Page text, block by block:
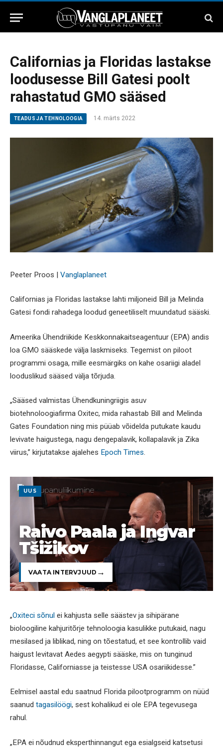
Californias ja Floridas lastakse
loodusesse Bill Gatesi poolt
rahastatud GMO sääsed
TEADUS JA TEHNOLOOGIA 14. märts 2022
Peeter Proos | Vanglaplaneet
Californias ja Floridas lastakse lahti miljoneid Bill ja Melinda
Gatesi fondi rahadega loodud geneetiliselt muundatud sääski.
Ameerika Ühendriikide Keskkonnakaitseagentuur (EPA) andis
loa GMO sääskede välja laskmiseks. Tegemist on piloot
programmi osaga, mille eesmärgiks on kahe osariigi aladel
looduslikud sääsed välja tõrjuda.
„Sääsed valmistas Ühendkuningriigis asuv
biotehnoloogiafirma Oxitec, mida rahastab Bill and Melinda
Gates Foundation ning mis püüab võidelda putukate kaudu
levivate haigustega, nagu dengepalavik, kollapalavik ja Zika
viirus,” kirjutatakse ajalehes Epoch Times.
UUS
Raivo Paala ja Ingvar
Tšižikov
VAATA INTERVJUUD
„Oxiteci sõnul ei kahjusta selle säästev ja sihipärane
bioloogiline kahjuritõrje tehnoloogia kasulikke putukaid, nagu
mesilased ja liblikad, ning on tõestatud, et see kontrollib vaid
haigust levitavat Aedes aegypti sääske, mis on tunginud
Floridasse, Californiasse ja teistesse USA osariikidesse.”
Eelmisel aastal edu saatnud Florida pilootprogramm on nüüd
saanud tagasilöögi, sest kohalikud ei ole EPA tegevusega
rahul.
„EPA ei nõudnud eksperthinnangut ega esialgseid katsetusi